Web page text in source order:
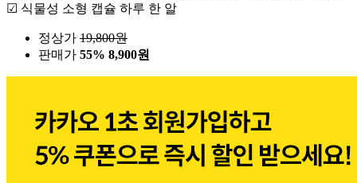
☑ 식물성 소형 캡슐 하루 한 알
정상가 19,800원
판매가 55% 8,900원